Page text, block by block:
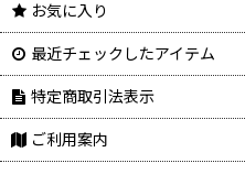
お気に入り
最近チェックしたアイテム
特定商取引法表示
ご利用案内